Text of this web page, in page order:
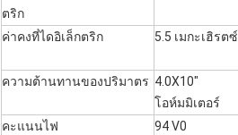
ตริก
ค่าคงที่ไดอิเล็กตริก
5.5 เมกะเฮิรตซ์
ความต้านทานของปริมาตร 4.0X10"
โอห์มมิเตอร์
คะแนนไฟ
94 V0